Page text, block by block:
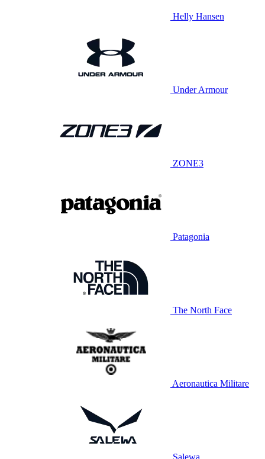
Helly Hansen
Under Armour
ZONE3
Patagonia
The North Face
Aeronautica Militare
Salewa